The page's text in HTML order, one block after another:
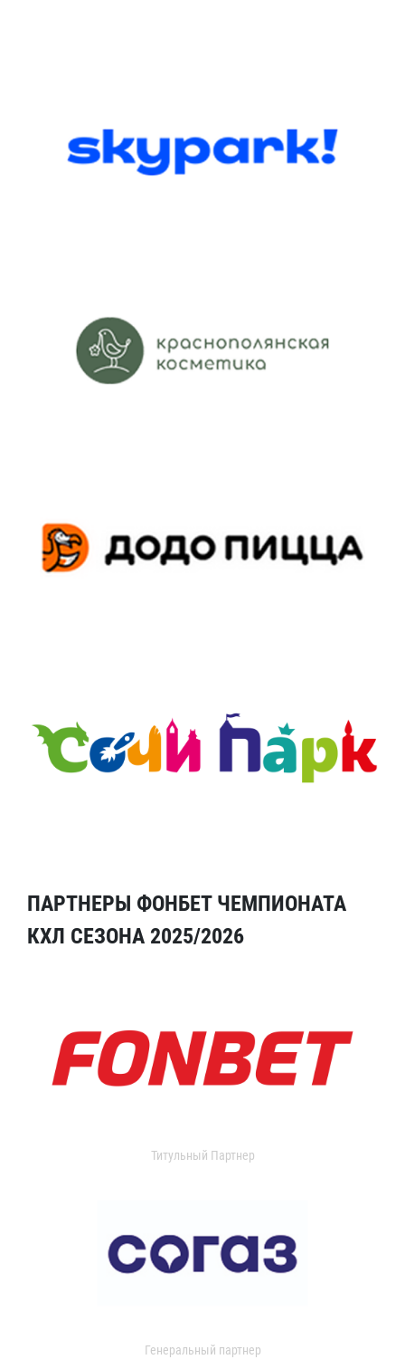
ПАРТНЕРЫ ФОНБЕТ ЧЕМПИОНАТА
КХЛ СЕЗОНА 2025/2026
Титульный Партнер
Генеральный партнер